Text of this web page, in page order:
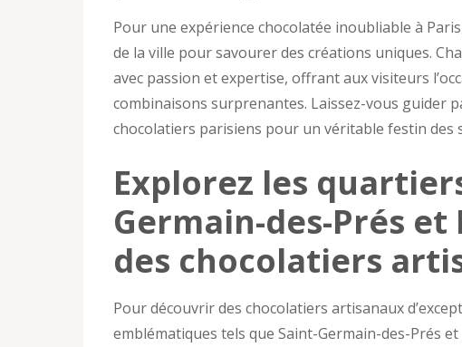
Pour une expérience chocolatée inoubliable à
de la ville pour savourer des créations uniques.
avec passion et expertise, offrant aux visiteurs
combinaisons surprenantes. Laissez-vous guider
chocolatiers parisiens pour un véritable festin des
Explorez les
Germain-des-Prés
des chocolatiers
Pour découvrir des chocolatiers artisanaux
emblématiques tels que Saint-Germain-des-Prés